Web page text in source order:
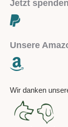
Jetzt
Unsere
Wir danken